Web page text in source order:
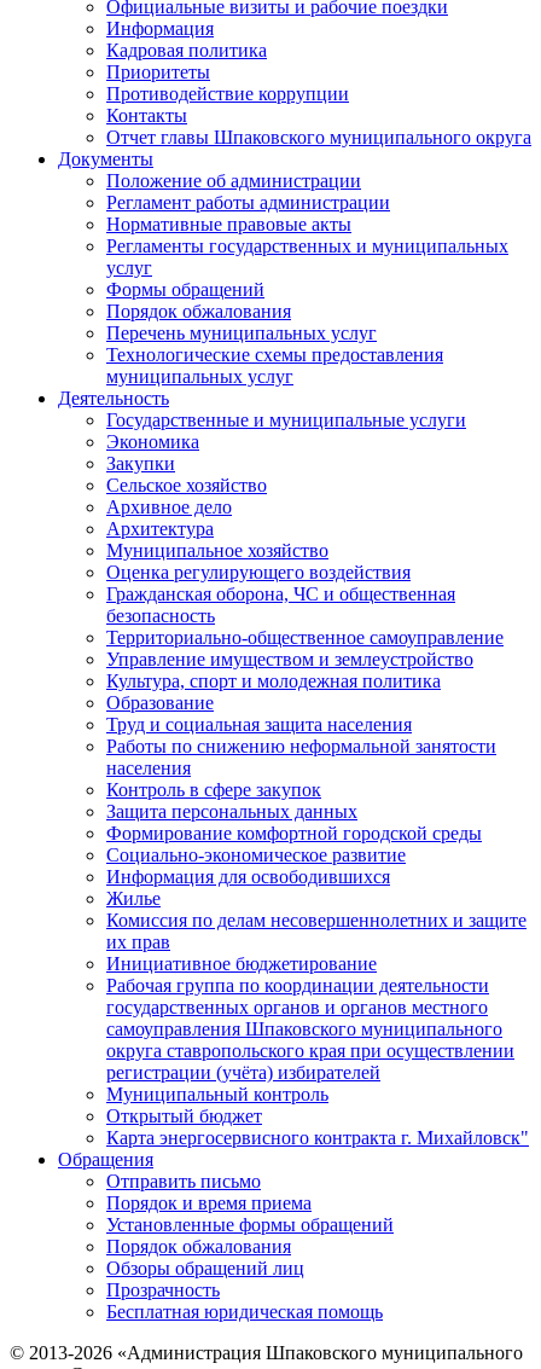
Официальные визиты и рабочие поездки
Информация
Кадровая политика
Приоритеты
Противодействие коррупции
Контакты
Отчет главы Шпаковского муниципального округа
Документы
Положение об администрации
Регламент работы администрации
Нормативные правовые акты
Регламенты государственных и муниципальных
услуг
Формы обращений
Порядок обжалования
Перечень муниципальных услуг
Технологические схемы предоставления
муниципальных услуг
Деятельность
Государственные и муниципальные услуги
Экономика
Закупки
Сельское хозяйство
Архивное дело
Архитектура
Муниципальное хозяйство
Оценка регулирующего воздействия
Гражданская оборона, ЧС и общественная
безопасность
Территориально-общественное самоуправление
Управление имуществом и землеустройство
Культура, спорт и молодежная политика
Образование
Труд и социальная защита населения
Работы по снижению неформальной занятости
населения
Контроль в сфере закупок
Защита персональных данных
Формирование комфортной городской среды
Социально-экономическое развитие
Информация для освободившихся
Жилье
Комиссия по делам несовершеннолетних и защите
их прав
Инициативное бюджетирование
Рабочая группа по координации деятельности
государственных органов и органов местного
самоуправления Шпаковского муниципального
округа ставропольского края при осуществлении
регистрации (учёта) избирателей
Муниципальный контроль
Открытый бюджет
Карта энергосервисного контракта г. Михайловск"
Обращения
Отправить письмо
Порядок и время приема
Установленные формы обращений
Порядок обжалования
Обзоры обращений лиц
Прозрачность
Бесплатная юридическая помощь
© 2013-2026 «Администрация Шпаковского муниципального